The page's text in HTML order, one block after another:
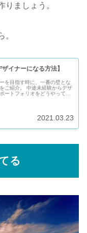
りましょう。
。
イナーになる方法】
を目指す時に、一番の壁とな
ご紹介。 中途未経験からデザ
ートフォリオをどうやって作
2021.03.23
る